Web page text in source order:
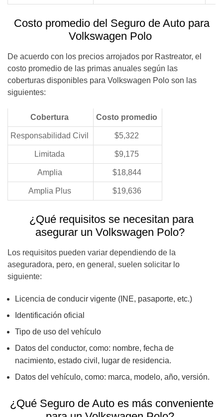
Costo promedio del Seguro de Auto para
Volkswagen Polo
De acuerdo con los precios arrojados por Rastreator, el
costo promedio de las primas anuales según las
coberturas disponibles para Volkswagen Polo son las
siguientes:
Cobertura Costo promedio
Responsabilidad Civil $5,322
Limitada $9,175
Amplia $18,844
Amplia Plus $19,636
¿Qué requisitos se necesitan para
asegurar un Volkswagen Polo?
Los requisitos pueden variar dependiendo de la
aseguradora, pero, en general, suelen solicitar lo
siguiente:
Licencia de conducir vigente (INE, pasaporte, etc.)
Identificación oficial
Tipo de uso del vehículo
Datos del conductor, como: nombre, fecha de
nacimiento, estado civil, lugar de residencia.
Datos del vehículo, como: marca, modelo, año, versión.
¿Qué Seguro de Auto es más conveniente